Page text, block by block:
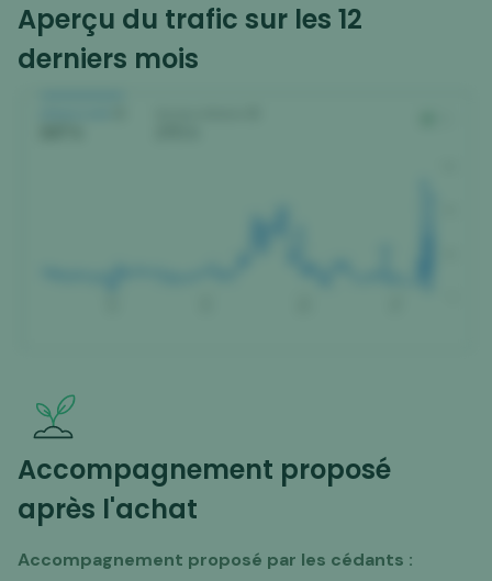
Aperçu du trafic sur les 12
derniers mois
Accompagnement proposé
après l'achat
Accompagnement proposé par les cédants :